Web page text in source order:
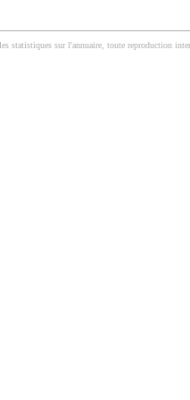
statistiques sur l'annuaire, toute reproduction